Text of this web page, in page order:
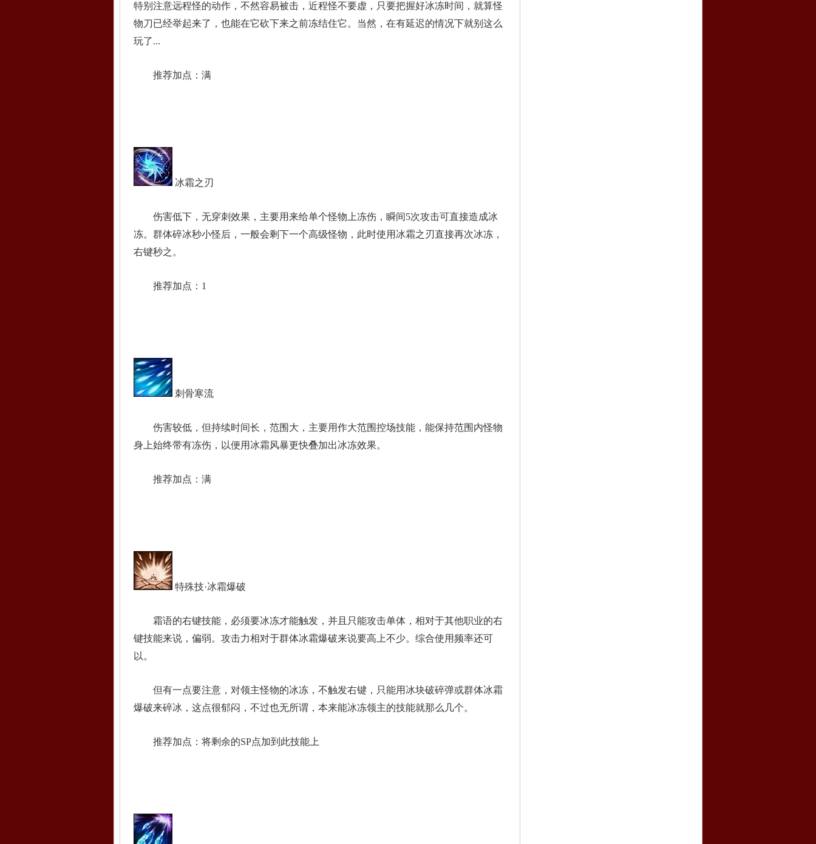
特别注意远程怪的动作，不然容易被击，近程怪不要虚，只要把握好冰冻时间，就算怪
物刀已经举起来了，也能在它砍下来之前冻结住它。当然，在有延迟的情况下就别这么
玩了...
推荐加点：满
冰霜之刃
伤害低下，无穿刺效果，主要用来给单个怪物上冻伤，瞬间5次攻击可直接造成冰
冻。群体碎冰秒小怪后，一般会剩下一个高级怪物，此时使用冰霜之刃直接再次冰冻，
右键秒之。
推荐加点：1
刺骨寒流
伤害较低，但持续时间长，范围大，主要用作大范围控场技能，能保持范围内怪物
身上始终带有冻伤，以便用冰霜风暴更快叠加出冰冻效果。
推荐加点：满
特殊技·冰霜爆破
霜语的右键技能，必须要冰冻才能触发，并且只能攻击单体，相对于其他职业的右
键技能来说，偏弱。攻击力相对于群体冰霜爆破来说要高上不少。综合使用频率还可
以。
但有一点要注意，对领主怪物的冰冻，不触发右键，只能用冰块破碎弹或群体冰霜
爆破来碎冰，这点很郁闷，不过也无所谓，本来能冰冻领主的技能就那么几个。
推荐加点：将剩余的SP点加到此技能上